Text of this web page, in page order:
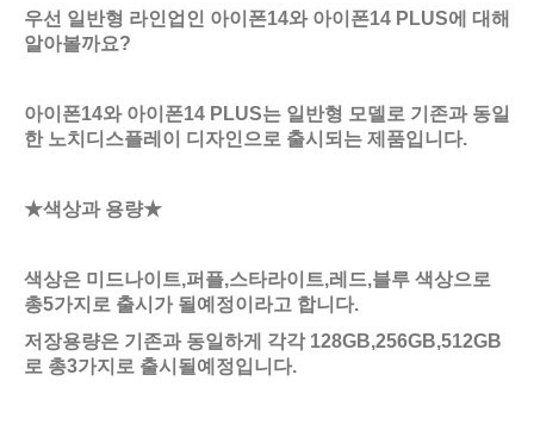
우선 일반형 라인업인 아이폰14와 아이폰14 PLUS에 대해
알아볼까요?
아이폰14와 아이폰14 PLUS는 일반형 모델로 기존과 동일
한 노치디스플레이 디자인으로 출시되는 제품입니다.
★색상과 용량★
색상은 미드나이트,퍼플,스타라이트,레드,블루 색상으로
총5가지로 출시가 될예정이라고 합니다.
저장용량은 기존과 동일하게 각각 128GB,256GB,512GB
로 총3가지로 출시될예정입니다.